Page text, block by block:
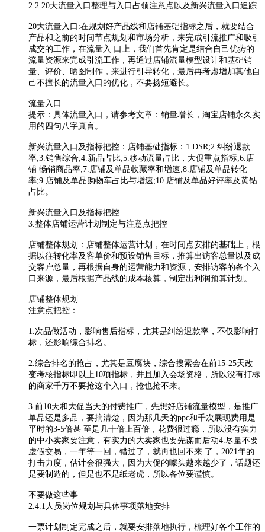
2.2 20大流量入口整理与入口占领注意点以及新兴流量入口追踪
20大流量入口:在规划好产品线和店铺基础指标之后，就要结合
产品和之前的时间节点规划和市场分析，来完成引流推广和吸引
成交的工作，在流量入 口上，我们首先肯定是结合自己优势的
流量资源来完成引流工作，再通过店铺流量模型设计和基础销
量、评价、晒图制作，来进行引导转化，最后再考虑增加其他自
己不擅长的流量入口的优化，不要扬短避长。
流量入口
提示：具体流量入口，请参考文章：销量增长，淘宝店铺永久实
用的四句八字真言。
新兴流量入口及指标把控：店铺基础指标：1.DSR;2.纠纷退款
率;3.销售综合;4.新品占比;5.移动流量占比，大促重点指标;6.店
铺 畅销商品率;7.店铺及单品收藏率和增速;8.店铺及单品转化
率;9.店铺及单品购物车占比与增速;10.店铺及单品好评率及黄钻
占比。
新兴流量入口及指标把控
3.整体店铺运营计划制定与注意点把控
店铺整体规划：店铺整体运营计划，在时间点安排的基础上，根
据以往转化率及客单价和预设销售目标，推算出访客总量以及成
交客户总量，再根据自身的运营能力和资源，安排访客的各个入
口来源，最后根据产品线的成本核算，制定出利润预算计划。
店铺整体规划
注意点把控：
1.次品做活动，影响售后指标，尤其是纠纷退款率，不仅影响打
标，还影响综合排名。
2.综合排名的抢占，尤其是豆腐块，综合搜索会在前15-25天改
变考核指标即以上10项指标，并且加入会场资格，所以没有打标
的商家千万不要抢这个入口，抢也抢不来。
3.前10天和大促当天的付费推广，先想好店铺流量模型，是推广
单品还是多品，要搞清楚，因为那几天的ppc和千次展现费用是
平时的3-5倍甚 至是几十倍上百倍，花费很过瘾，所以没有实力
的中小卖家要注意，有实力的大卖家也要先谋而后动4.尽量不要
虚假交易，一年等一回，错过了，就再也回不来 了，2021年的
打击力度，估计会很强大，因为大促的噱头越来越少了，话题还
是要制造的，但是也不是纸老虎，所以各位要谨慎。
不要做这些事
2.4.1人员岗位规划与具体事项落地安排
一票计划制定完成之后，就要安排落地执行，梳理好各个工作的